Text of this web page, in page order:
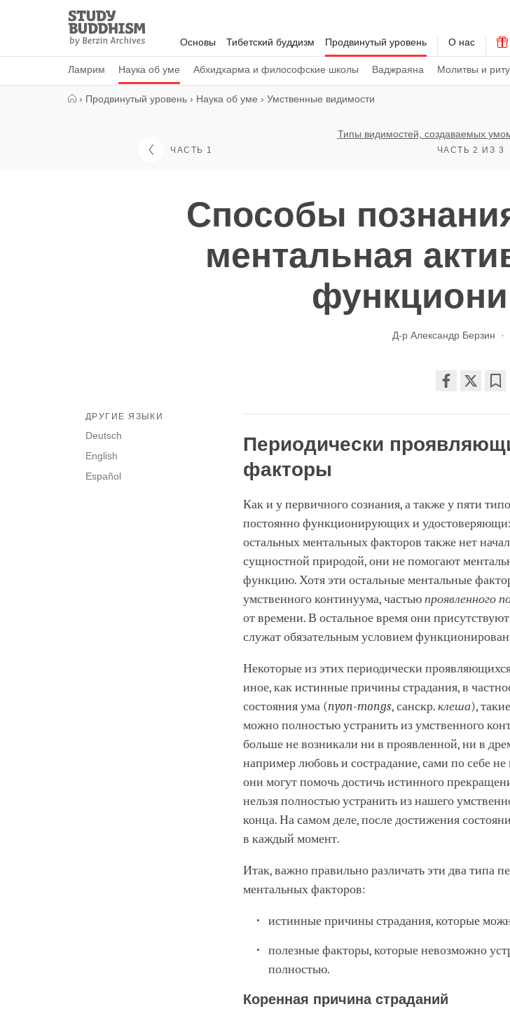
Study
Buddhism
Home
Основы Тибетский буддизм Продвинутый уровень
Ламрим Наука об уме Абхидхарма и философские школы Ваджраяна Молитвы и
О нас
› Продвинутый уровень › Наука об уме › Умственные видимости
ЧАСТЬ 1
Типы видимостей, создаваемых
ЧАСТЬ 2 ИЗ 3
Способы
ментальная
Д-р Александр Берзин
on
facebook
ДРУГИЕ ЯЗЫКИ
Deutsch
English
Español
Периодически
факторы
Как и у первичного сознания, а также у пяти
постоянно функционирующих и
остальных ментальных факторов также нет
сущностной природой, они не помогают
функцию. Хотя эти остальные ментальные
умственного континуума, частьюпроявленного
от времени. В остальное время они
служат обязательным условием
Некоторые из этих периодически
иное, как истинные причины страдания, в
состояния ума (nyon-mongs, санскр.клеша),
можно полностью устранить из умственного
больше не возникали ни в проявленной, ни в
например любовь и сострадание, сами по себе
они могут помочь достичь истинного
нельзя полностью устранить из нашего
конца. На самом деле, после достижения
в каждый момент.
Итак, важно правильно различать эти два типа
ментальных факторов:
истинные причины страдания, которые
полезные факторы, которые невозможно
полностью.
Коренная причина страданий